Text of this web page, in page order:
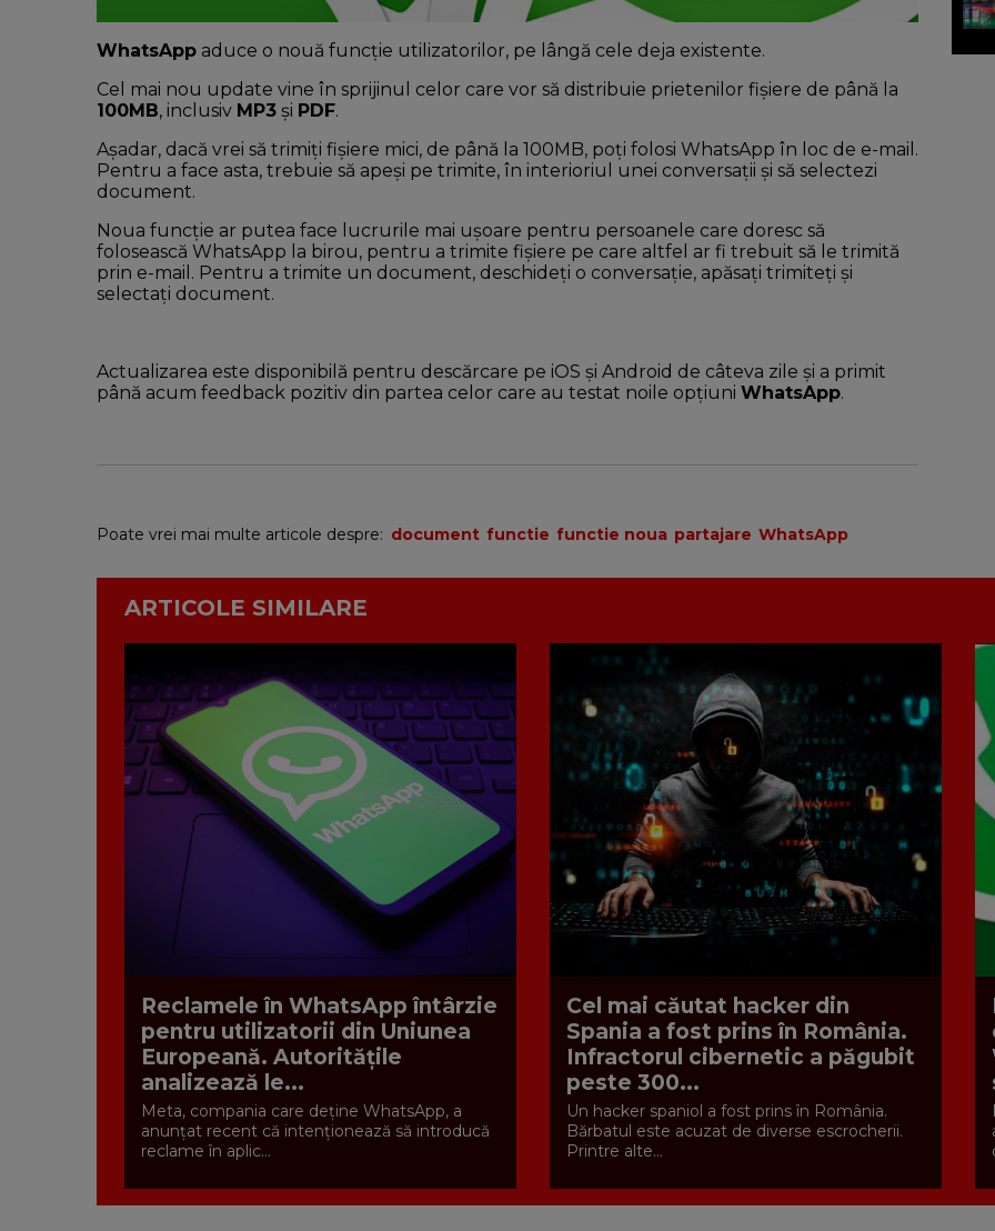
WhatsApp aduce o nouă funcție utilizatorilor, pe lângă cele deja existente.
Cel mai nou update vine în sprijinul celor care vor să distribuie prietenilor fișiere de până la
100MB, inclusiv MP3 și PDF.
Așadar, dacă vrei să trimiți fișiere mici, de până la 100MB, poți folosi WhatsApp în loc de e-mail.
Pentru a face asta, trebuie să apeși pe trimite, în interioriul unei conversații și să selectezi
document.
Noua funcție ar putea face lucrurile mai ușoare pentru persoanele care doresc să
folosească WhatsApp la birou, pentru a trimite fișiere pe care altfel ar fi trebuit să le trimită
prin e-mail. Pentru a trimite un document, deschideți o conversație, apăsați trimiteți și
selectați document.
Actualizarea este disponibilă pentru descărcare pe iOS și Android de câteva zile și a primit
până acum feedback pozitiv din partea celor care au testat noile opțiuni WhatsApp.
Poate vrei mai multe articole despre: document functie functie noua partajare WhatsApp
ARTICOLE SIMILARE
Reclamele în WhatsApp întârzie
pentru utilizatorii din Uniunea
Europeană. Autoritățile
analizează le...
Meta, compania care deține WhatsApp, a
anunțat recent că intenționează să introducă
reclame în aplic...
Cel mai căutat hacker din
Spania a fost prins în România.
Infractorul cibernetic a păgubit
peste 300...
Un hacker spaniol a fost prins în România.
Bărbatul este acuzat de diverse escrocherii.
Printre alte...